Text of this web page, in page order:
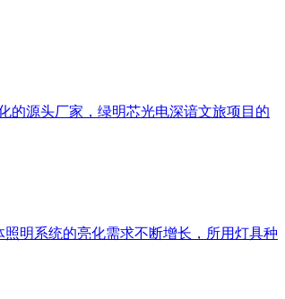
的源头厂家，绿明芯光电深谙文旅项目的
明系统的亮化需求不断增长，所用灯具种